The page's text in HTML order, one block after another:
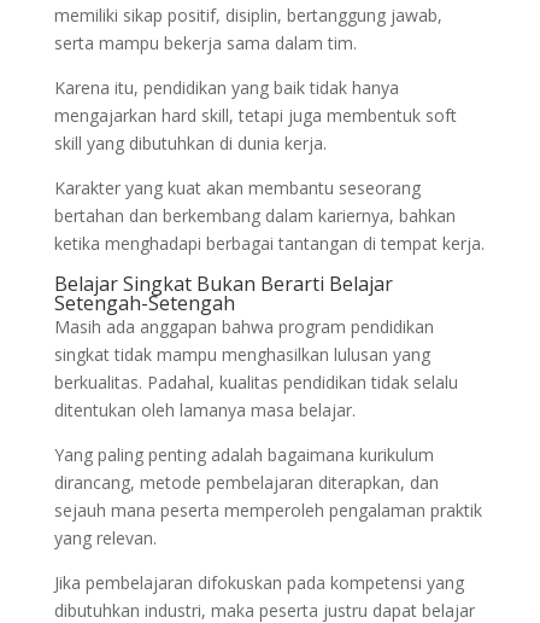
memiliki sikap positif, disiplin, bertanggung jawab,
serta mampu bekerja sama dalam tim.
Karena itu, pendidikan yang baik tidak hanya
mengajarkan hard skill, tetapi juga membentuk soft
skill yang dibutuhkan di dunia kerja.
Karakter yang kuat akan membantu seseorang
bertahan dan berkembang dalam kariernya, bahkan
ketika menghadapi berbagai tantangan di tempat kerja.
Belajar Singkat Bukan Berarti Belajar
Setengah-Setengah
Masih ada anggapan bahwa program pendidikan
singkat tidak mampu menghasilkan lulusan yang
berkualitas. Padahal, kualitas pendidikan tidak selalu
ditentukan oleh lamanya masa belajar.
Yang paling penting adalah bagaimana kurikulum
dirancang, metode pembelajaran diterapkan, dan
sejauh mana peserta memperoleh pengalaman praktik
yang relevan.
Jika pembelajaran difokuskan pada kompetensi yang
dibutuhkan industri, maka peserta justru dapat belajar